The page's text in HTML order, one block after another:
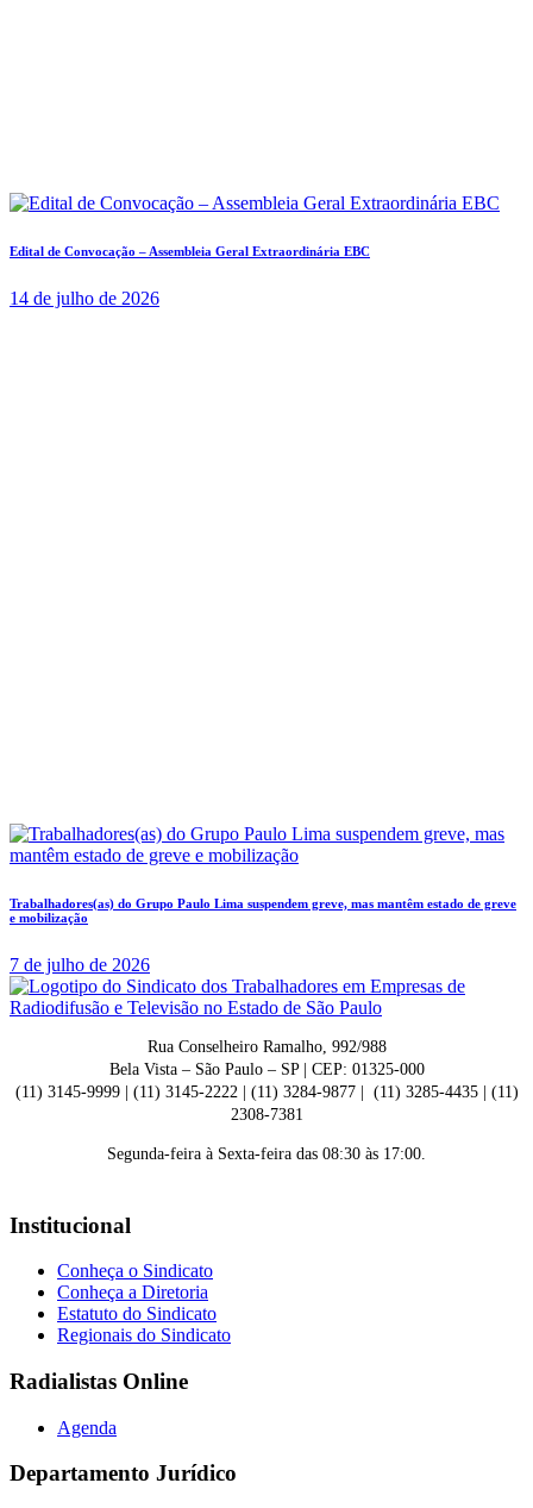
Edital de Convocação – Assembleia Geral Extraordinária EBC
14 de julho de 2026
Trabalhadores(as) do Grupo Paulo Lima suspendem greve, mas mantêm estado de greve
e mobilização
7 de julho de 2026
Rua Conselheiro Ramalho, 992/988
Bela Vista – São Paulo – SP | CEP: 01325-000
(11) 3145-9999 | (11) 3145-2222 | (11) 3284-9877 | (11) 3285-4435 | (11)
2308-7381
Segunda-feira à Sexta-feira das 08:30 às 17:00.
Institucional
Conheça o Sindicato
Conheça a Diretoria
Estatuto do Sindicato
Regionais do Sindicato
Radialistas Online
Agenda
Departamento Jurídico